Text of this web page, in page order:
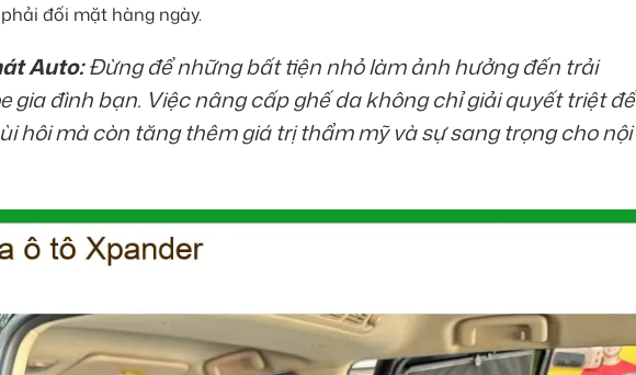
đối mặt hàng ngày.
Auto:Đừng để những bất tiện nhỏ làm ảnh hưởng đến trải
gia đình bạn. Việc nâng cấp ghế da không chỉ giải quyết triệt để
hôi mà còn tăng thêm giá trị thẩm mỹ và sự sang trọng cho nội